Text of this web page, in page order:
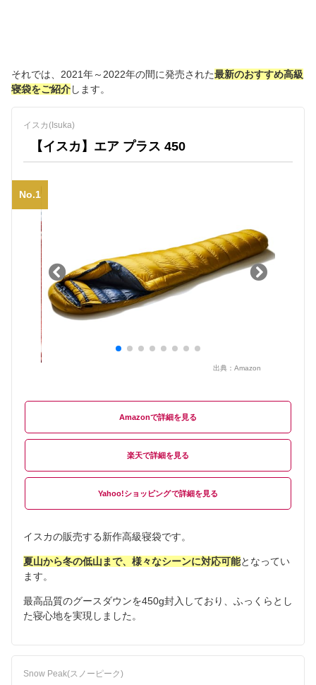
それでは、2021年～2022年の間に発売された最新のおすすめ高級
寝袋をご紹介します。
イスカ(Isuka)
【イスカ】エア プラス 450
No.1
出典： Amazon
Amazon
楽天
Yahoo!ショッピング
イスカの販売する新作高級寝袋です。
夏山から冬の低山まで、様々なシーンに対応可能となってい
ます。
最高品質のグースダウンを450g封入しており、ふっくらとし
た寝心地を実現しました。
Snow Peak(スノーピーク)